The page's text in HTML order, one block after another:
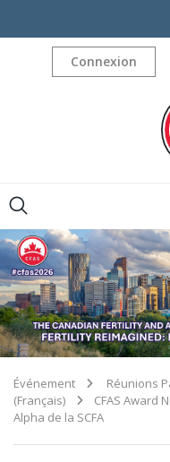
Connexion
Événement Réunions
(Français)
CFAS Award
Alpha de la SCFA